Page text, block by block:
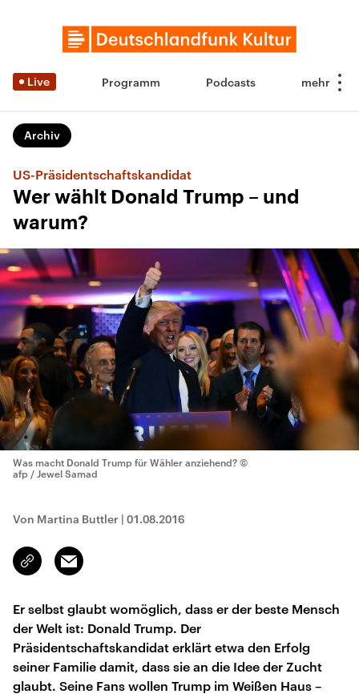
Live Programm Podcasts
Archiv
US-Präsidentschaftskandidat
Wer wählt Donald Trump – und
warum?
Was macht Donald Trump für Wähler anziehend? ©
afp / Jewel Samad
Von Martina Buttler | 01.08.2016
Link
kopieren/teilen
Email
Er selbst glaubt womöglich, dass er der beste Mensch
der Welt ist: Donald Trump. Der
Präsidentschaftskandidat erklärt etwa den Erfolg
seiner Familie damit, dass sie an die Idee der Zucht
glaubt. Seine Fans wollen Trump im Weißen Haus –